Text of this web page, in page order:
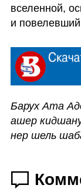
вселенной,
и повелевший
Барух Ата
ашер
нер шель